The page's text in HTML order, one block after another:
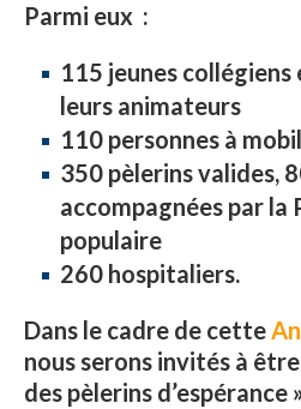
Parmi eux :
115 jeunes collégiens
leurs animateurs
110 personnes à
350 pèlerins valides,
accompagnées par la
populaire
260 hospitaliers.
Dans le cadre de cette
nous serons invités à
des pèlerins d’espérance